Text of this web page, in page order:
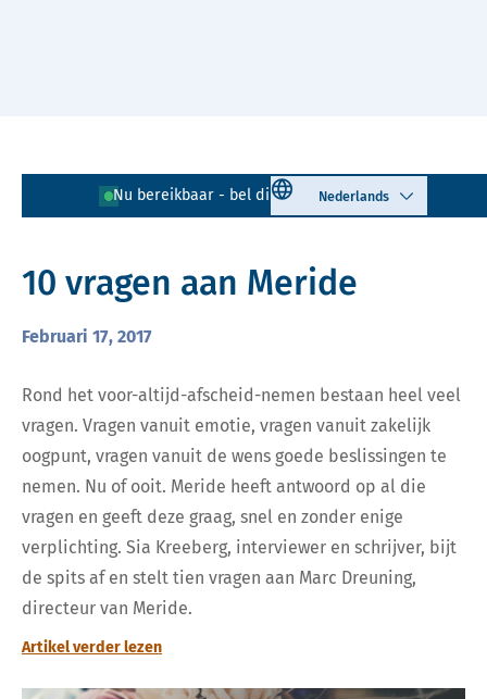
Nu bereikbaar - bel direct! 085 - 401 81 23
Select language
Lees voor Uitleg woorden
Simpele tekst
10 vragen aan Meride
Februari 17, 2017
Rond het voor-altijd-afscheid-nemen bestaan heel veel
vragen. Vragen vanuit emotie, vragen vanuit zakelijk
oogpunt, vragen vanuit de wens goede beslissingen te
nemen. Nu of ooit. Meride heeft antwoord op al die
vragen en geeft deze graag, snel en zonder enige
verplichting. Sia Kreeberg, interviewer en schrijver, bijt
de spits af en stelt tien vragen aan Marc Dreuning,
directeur van Meride.
Artikel verder lezen